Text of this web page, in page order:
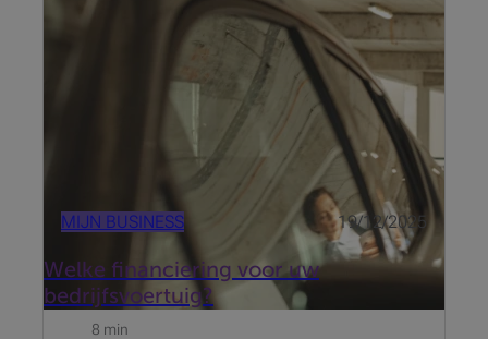
MIJN BUSINESS 19/12/2025
Welke financiering voor uw
bedrijfsvoertuig?
essentiële pijler in uw bedrijf. Een wagen kan tegelijk
een onmisbare tool in uw werk zijn én een
8 min